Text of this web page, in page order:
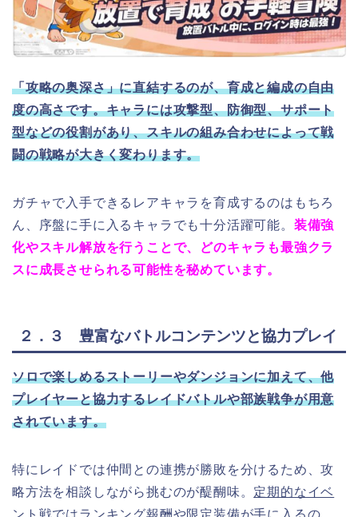
「攻略の奥深さ」に直結するのが、育成と編成の自由
度の高さです。キャラには攻撃型、防御型、サポート
型などの役割があり、スキルの組み合わせによって戦
闘の戦略が大きく変わります。
ガチャで入手できるレアキャラを育成するのはもちろ
ん、序盤に手に入るキャラでも十分活躍可能。 装備強
化やスキル解放を行うことで、どのキャラも最強クラ
スに成長させられる可能性を秘めています。
２．３ 豊富なバトルコンテンツと協力プレイ
ソロで楽しめるストーリーやダンジョンに加えて、他
プレイヤーと協力するレイドバトルや部族戦争が用意
されています。
特にレイドでは仲間との連携が勝敗を分けるため、攻
略方法を相談しながら挑むのが醍醐味。 定期的なイベ
ント戦ではランキング報酬や限定装備が手に入るの